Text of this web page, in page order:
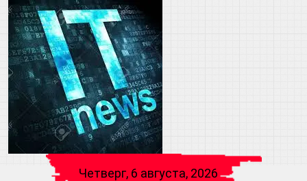
Четверг, 6 августа, 2026